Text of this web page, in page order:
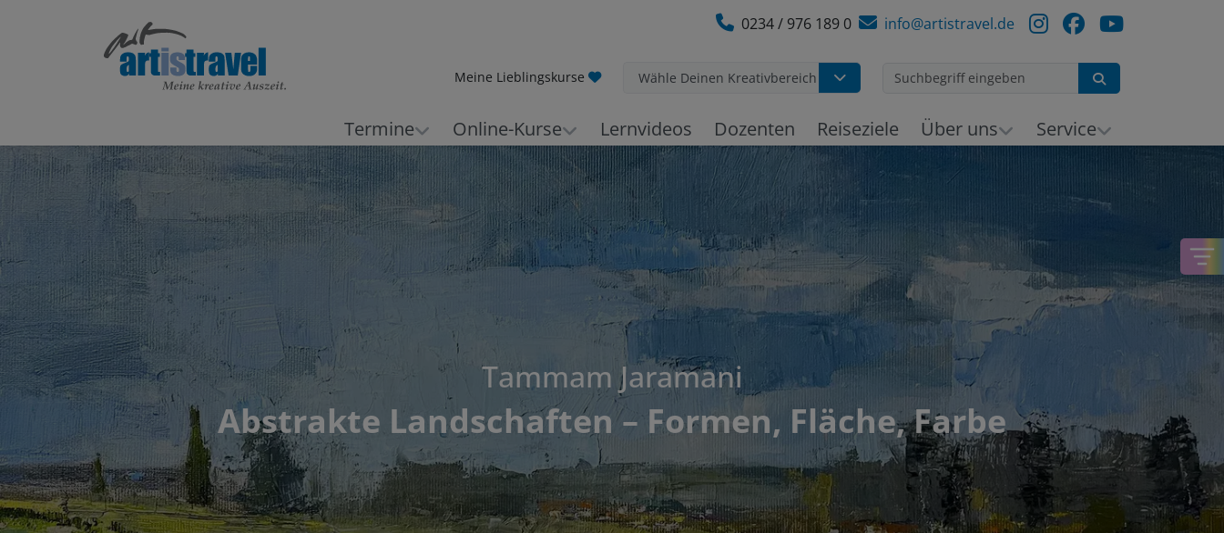
0234 / 976 189 0 info@artistravel.de
Meine Lieblingskurse Wähle Deinen Kreativbereich
Termine Online-Kurse Lernvideos Dozenten Reiseziele Über uns Service
Tammam Jaramani
Abstrakte Landschaften – Formen, Fläche, Farbe